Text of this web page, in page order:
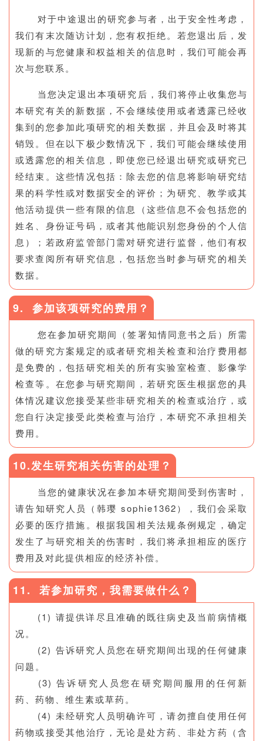
对于中途退出的研究参与者，出于安全性考虑，
我们有末次随访计划，您有权拒绝。若您退出后，发
现新的与您健康和权益相关的信息时，我们可能会再
次与您联系。
当您决定退出本项研究后，我们将停止收集您与
本研究有关的新数据，不会继续使用或者透露已经收
集到的您参加此项研究的相关数据，并且会及时将其
销毁。但在以下极少数情况下，我们可能会继续使用
或透露您的相关信息，即使您已经退出研究或研究已
经结束。这些情况包括：除去您的信息将影响研究结
果的科学性或对数据安全的评价；为研究、教学或其
他活动提供一些有限的信息（这些信息不会包括您的
姓名、身份证号码，或者其他能识别您身份的个人信
息）；若政府监管部门需对研究进行监督，他们有权
要求查阅所有研究信息，包括您当时参与研究的相关
数据。
9. 参加该项研究的费用？
您在参加研究期间（签署知情同意书之后）所需
做的研究方案规定的或者研究相关检查和治疗费用都
是免费的，包括研究相关的所有实验室检查、影像学
检查等。在您参与研究期间，若研究医生根据您的具
体情况建议您接受某些非研究相关的检查或治疗，或
您自行决定接受此类检查与治疗，本研究不承担相关
费用。
10.发生研究相关伤害的处理？
当您的健康状况在参加本研究期间受到伤害时，
请告知研究人员（韩璎 sophie1362），我们会采取
必要的医疗措施。根据我国相关法规条例规定，确定
发生了与研究相关的伤害时，我们将承担相应的医疗
费用及对此提供相应的经济补偿。
11. 若参加研究，我需要做什么？
(1) 请提供详尽且准确的既往病史及当前病情概
况。
(2) 告诉研究人员您在研究期间出现的任何健康
问题。
(3) 告诉研究人员您在研究期间服用的任何新
药、药物、维生素或草药。
(4) 未经研究人员明确许可，请勿擅自使用任何
药物或接受其他治疗，无论是处方药、非处方药（含